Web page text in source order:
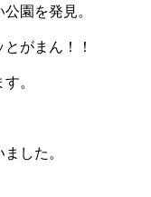
園を発見。
がまん！！
。
した。